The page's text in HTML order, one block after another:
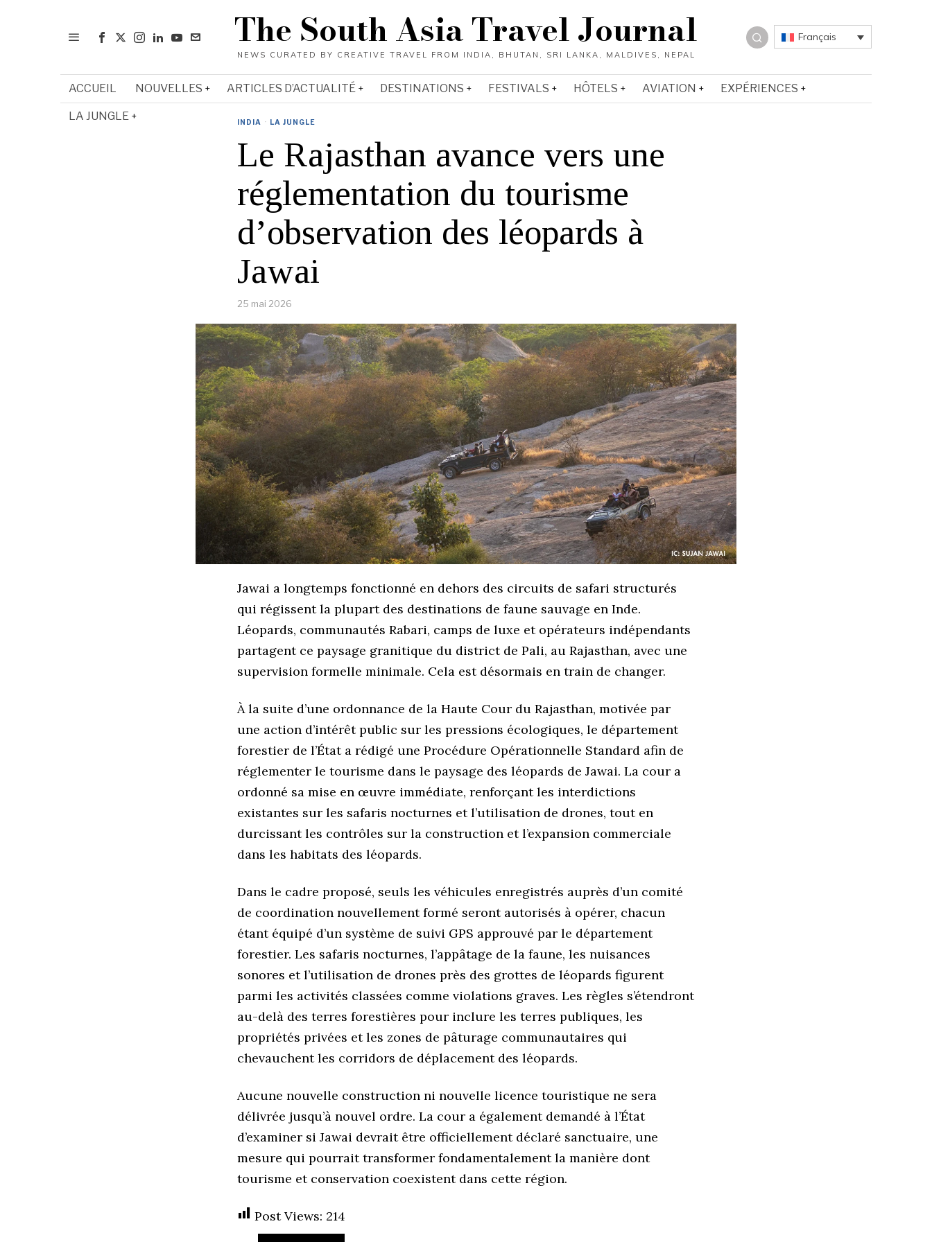
Français
The South Asia Travel Journal
ACCUEIL NOUVELLES ARTICLES D’ACTUALITÉ DESTINATIONS FESTIVALS HÔTELS AVIATION EXPÉRIENCES
LA JUNGLE INDIA · LA JUNGLE
Le Rajasthan avance vers une
réglementation du tourisme
d’observation des léopards à
Jawai
25 mai 2026
Jawai a longtemps fonctionné en dehors des circuits de safari structurés
qui régissent la plupart des destinations de faune sauvage en Inde.
Léopards, communautés Rabari, camps de luxe et opérateurs indépendants
partagent ce paysage granitique du district de Pali, au Rajasthan, avec une
supervision formelle minimale. Cela est désormais en train de changer.
À la suite d’une ordonnance de la Haute Cour du Rajasthan, motivée par
une action d’intérêt public sur les pressions écologiques, le département
forestier de l’État a rédigé une Procédure Opérationnelle Standard afin de
réglementer le tourisme dans le paysage des léopards de Jawai. La cour a
ordonné sa mise en œuvre immédiate, renforçant les interdictions
existantes sur les safaris nocturnes et l’utilisation de drones, tout en
durcissant les contrôles sur la construction et l’expansion commerciale
dans les habitats des léopards.
Dans le cadre proposé, seuls les véhicules enregistrés auprès d’un comité
de coordination nouvellement formé seront autorisés à opérer, chacun
étant équipé d’un système de suivi GPS approuvé par le département
forestier. Les safaris nocturnes, l’appâtage de la faune, les nuisances
sonores et l’utilisation de drones près des grottes de léopards figurent
parmi les activités classées comme violations graves. Les règles s’étendront
au-delà des terres forestières pour inclure les terres publiques, les
propriétés privées et les zones de pâturage communautaires qui
chevauchent les corridors de déplacement des léopards.
Aucune nouvelle construction ni nouvelle licence touristique ne sera
délivrée jusqu’à nouvel ordre. La cour a également demandé à l’État
d’examiner si Jawai devrait être officiellement déclaré sanctuaire, une
mesure qui pourrait transformer fondamentalement la manière dont
tourisme et conservation coexistent dans cette région.
Post Views: 214